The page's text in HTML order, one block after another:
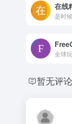
在线
是时
暂无评论